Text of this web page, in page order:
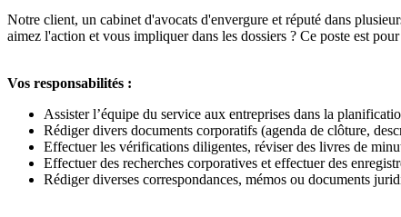
Notre client, un cabinet d'avocats d'envergure et réputé dans
aimez l'action et vous impliquer dans les dossiers ? Ce poste est
Vos responsabilités :
Assister l’équipe du service aux entreprises dans la
Rédiger divers documents corporatifs (agenda de clôture,
Effectuer les vérifications diligentes, réviser des livres de
Effectuer des recherches corporatives et effectuer des
Rédiger diverses correspondances, mémos ou documents